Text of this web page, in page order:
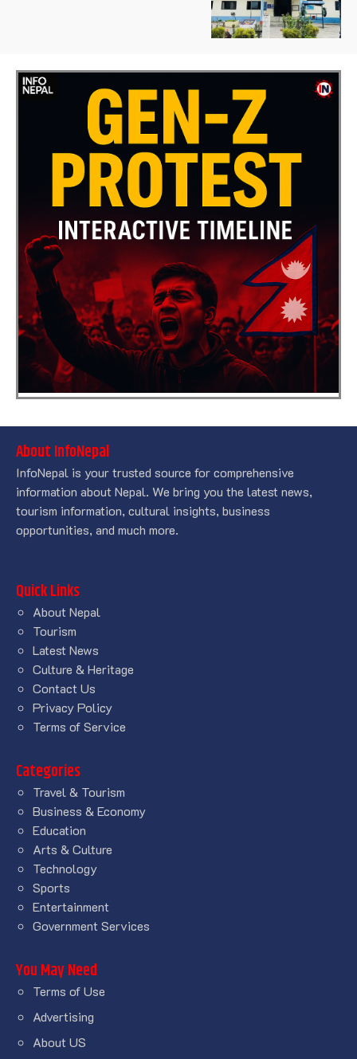
About InfoNepal
InfoNepal is your trusted source for comprehensive
information about Nepal. We bring you the latest news,
tourism information, cultural insights, business
opportunities, and much more.
Quick Links
About Nepal
Tourism
Latest News
Culture & Heritage
Contact Us
Privacy Policy
Terms of Service
Categories
Travel & Tourism
Business & Economy
Education
Arts & Culture
Technology
Sports
Entertainment
Government Services
You May Need
Terms of Use
Advertising
About US